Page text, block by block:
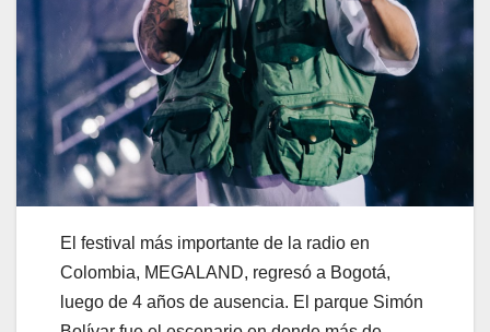
El festival más importante de la radio en
Colombia, MEGALAND, regresó a Bogotá,
luego de 4 años de ausencia. El parque Simón